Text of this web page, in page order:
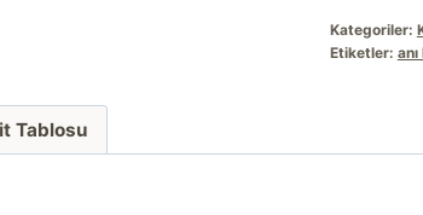
Hatıralar
Kategoriler:
Etiketler:
Tablosu